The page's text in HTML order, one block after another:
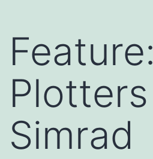
Feature:
Plotters
Simrad